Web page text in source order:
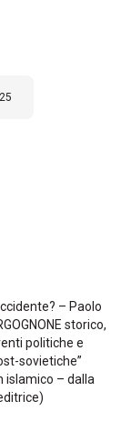
– Paolo
storico,
politiche e
sovietiche”
islamico – dalla